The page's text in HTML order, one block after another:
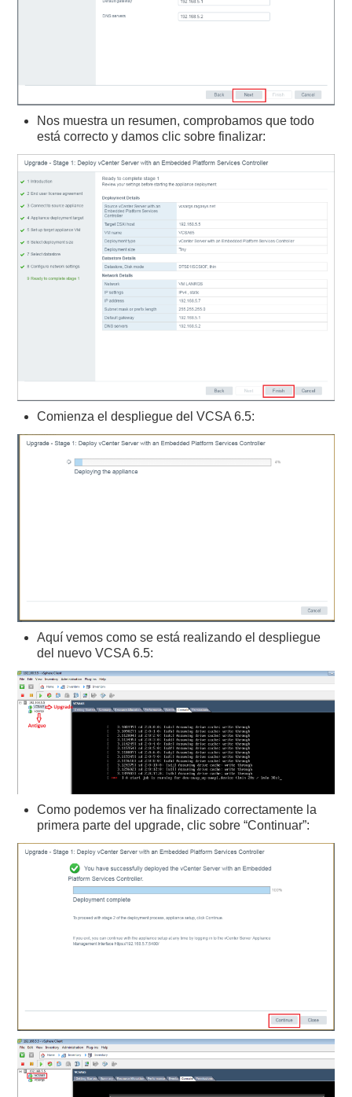
Nos muestra un resumen, comprobamos que todo
está correcto y damos clic sobre finalizar:
Comienza el despliegue del VCSA 6.5:
Aquí vemos como se está realizando el despliegue
del nuevo VCSA 6.5:
Como podemos ver ha finalizado correctamente la
primera parte del upgrade, clic sobre “Continuar”: